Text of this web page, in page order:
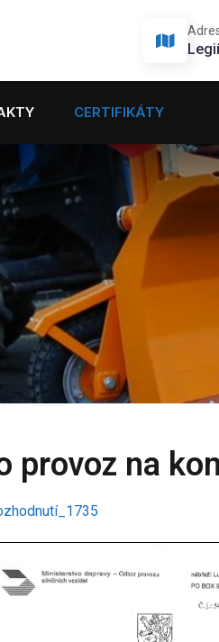
CERTIFIKÁTY
provoz na